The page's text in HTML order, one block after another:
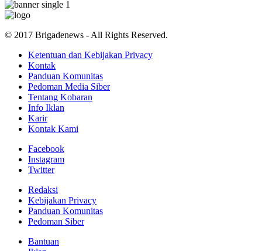
© 2017 Brigadenews - All Rights Reserved.
Ketentuan dan Kebijakan Privacy
Kontak
Panduan Komunitas
Pedoman Media Siber
Tentang Kobaran
Info Iklan
Karir
Kontak Kami
Facebook
Instagram
Twitter
Redaksi
Kebijakan Privacy
Panduan Komunitas
Pedoman Siber
Bantuan